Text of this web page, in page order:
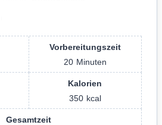
Vorbereitungszeit
20 Minuten
Kalorien
350 kcal
Gesamtzeit